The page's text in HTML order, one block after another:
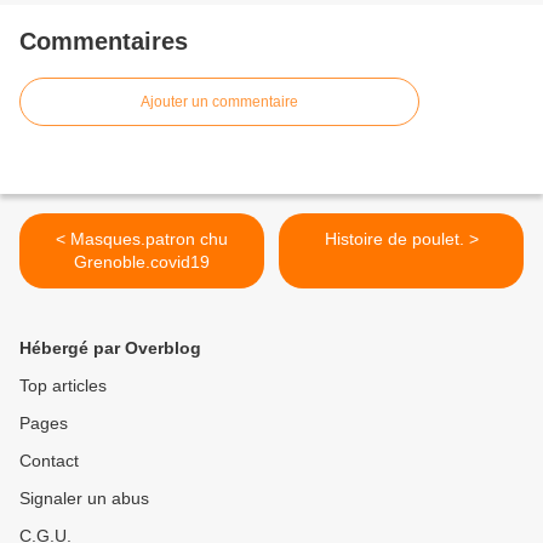
Commentaires
Ajouter un commentaire
< Masques.patron chu
Grenoble.covid19
Histoire de poulet. >
Hébergé par Overblog
Top articles
Pages
Contact
Signaler un abus
C.G.U.